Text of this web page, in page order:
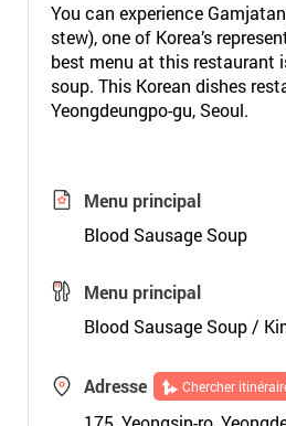
You can experience
stew), one of Korea’s
best menu at this restaurant
soup. This Korean dishes
Yeongdeungpo-gu, Seoul.
Menu principal
Blood Sausage Soup
Menu principal
Blood Sausage Soup /
Adresse Chercher